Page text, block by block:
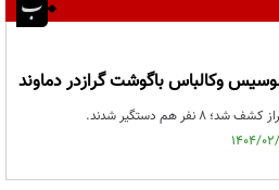
وکالباس باگوشت گرازدر دماوند